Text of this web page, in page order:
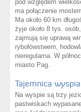
pod względem
ma połączenie
Ma około 60 km
żyje około 8 tys.
zajmują się uprawą
rybołówstwem,
nieregularna. W
miasto Pag.
Tajemnica
Na wyspie są trzy
pastwiskach